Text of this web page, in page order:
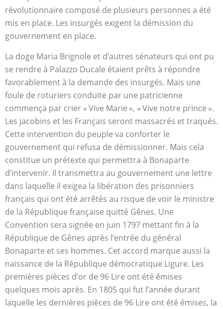
révolutionnaire composé de plusieurs personnes a été
mis en place. Les insurgés exigent la démission du
gouvernement en place.
La doge Maria Brignole et d’autres sénateurs qui ont pu
se rendre à Palazzo Ducale étaient prêts à répondre
favorablement à la demande des insurgés. Mais une
foule de roturiers conduite par une patricienne
commença par crier « Vive Marie », « Vive notre prince ».
Les jacobins et les Français seront massacrés et traqués.
Cette intervention du peuple va conforter le
gouvernement qui refusa de démissionner. Mais cela
constitue un prétexte qui permettra à Bonaparte
d’intervenir. Il transmettra au gouvernement une lettre
dans laquelle il exigea la libération des prisonniers
français qui ont été arrêtés au risque de voir le ministre
de la République française quitté Gênes. Une
Convention sera signée en juin 1797 mettant fin à la
République de Gênes après l’entrée du général
Bonaparte et ses hommes. Cet accord marque aussi la
naissance de la République démocratique Ligure. Les
premières pièces d’or de 96 Lire ont été émises
quelques mois après. En 1805 qui fut l’année durant
laquelle les dernières pièces de 96 Lire ont été émises, la